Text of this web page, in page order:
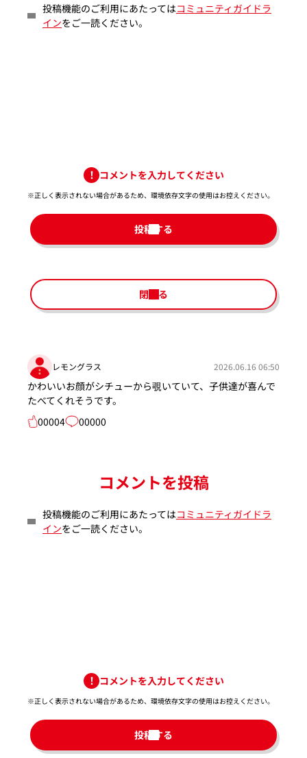
投稿機能のご利用にあたってはコミュニティガイドラ
インをご一読ください。
コメントを入力してください
※正しく表示されない場合があるため、環境依存文字の使用はお控えください。​
投稿する
閉じる
レモングラス 2026.06.16 06:50
かわいいお顔がシチューから覗いていて、子供達が喜んで
たべてくれそうです。
00004
00000
コメントを投稿
投稿機能のご利用にあたってはコミュニティガイドラ
インをご一読ください。
コメントを入力してください
※正しく表示されない場合があるため、環境依存文字の使用はお控えください。​
投稿する